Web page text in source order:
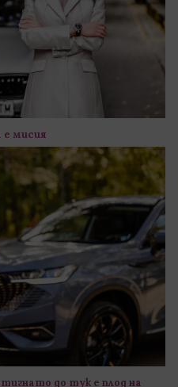
е мисия
до тук е плод на